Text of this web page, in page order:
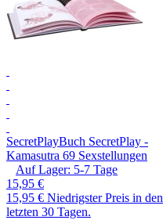
SecretPlayBuch SecretPlay -
Kamasutra 69 Sexstellungen
Auf Lager: 5-7 Tage
15,95 €
15,95 € Niedrigster Preis in den
letzten 30 Tagen.